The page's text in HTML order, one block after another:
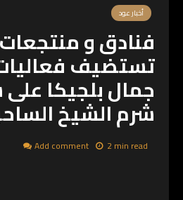
أخبار عود
فنادق و منتجعات
تستضيف
جمال بلجيكا
شرم الشيخ
2 min read
Add comment